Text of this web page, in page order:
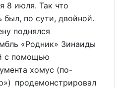
8 июля. Так что
был, по сути, двойной.
поднялся
«Родник» Зинаиды
с помощью
хомус (по-
продемонстрировал